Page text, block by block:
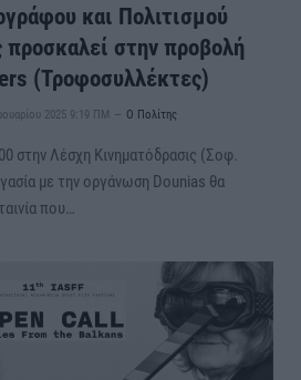
και Πολιτισμού
προσκαλεί στην προβολή
(Τροφοσυλλέκτες)
2025 9:19 ΠΜ Ο Πολίτης
στην Λέσχη Κινηματόδρασις (Σοφ.
με την οργάνωση Dounias θα
που…